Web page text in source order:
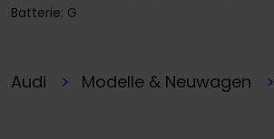
Batterie: G
Audi Modelle & Neuwagen